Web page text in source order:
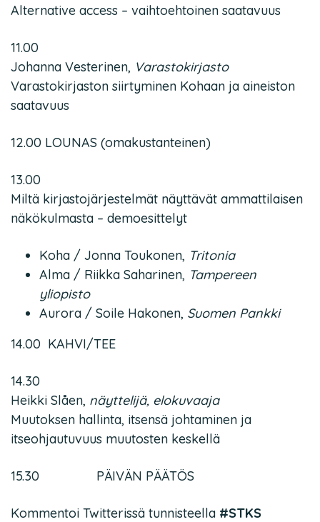
Alternative access – vaihtoehtoinen saatavuus
11.00
Johanna Vesterinen, Varastokirjasto
Varastokirjaston siirtyminen Kohaan ja aineiston
saatavuus
12.00 LOUNAS (omakustanteinen)
13.00
Miltä kirjastojärjestelmät näyttävät ammattilaisen
näkökulmasta – demoesittelyt
Koha / Jonna Toukonen, Tritonia
Alma / Riikka Saharinen, Tampereen
yliopisto
Aurora / Soile Hakonen, Suomen Pankki
14.00 KAHVI/TEE
14.30
Heikki Slåen, näyttelijä, elokuvaaja
Muutoksen hallinta, itsensä johtaminen ja
itseohjautuvuus muutosten keskellä
15.30 PÄIVÄN PÄÄTÖS
Kommentoi Twitterissä tunnisteella #STKS